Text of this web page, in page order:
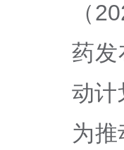
（
药发
动计
为推